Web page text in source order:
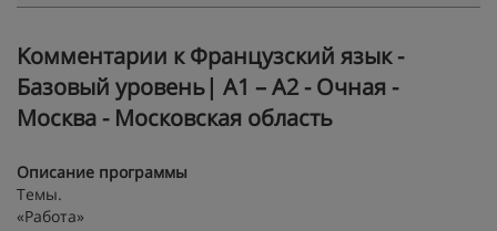
Kомментарии к Французский язык -
Базовый уровень| A1 – A2 - Очная -
Москва - Московская область
Описание программы
Темы.
«Работа»